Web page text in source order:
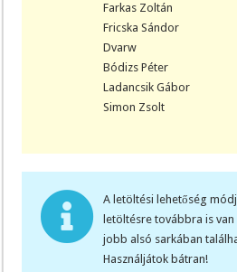
Farkas Zoltán
Fricska Sándor
Dvarw
Bódizs Péter
Ladancsik Gábor
Simon Zsolt
A letöltési lehetőség
letöltésre továbbra is
jobb alsó sarkában
Használjátok bátran!